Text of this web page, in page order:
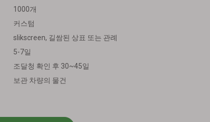
1000개
커스텀
slikscreen, 길쌈된 상표 또는 관례
5-7일
조달청 확인 후 30~45일
보관 차량의 물건